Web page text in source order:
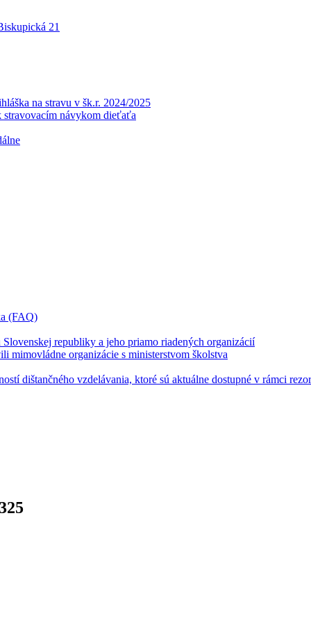
21
na stravu v šk.r. 2024/2025
návykom dieťaťa
(FAQ)
republiky a jeho priamo riadených organizácií
mimovládne organizácie s ministerstvom školstva
dištančného vzdelávania, ktoré sú aktuálne dostupné v rámci